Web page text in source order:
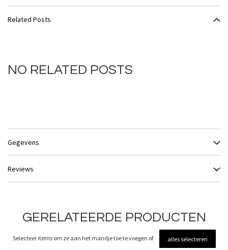
Related Posts
NO RELATED POSTS
Gegevens
Reviews
GERELATEERDE PRODUCTEN
Selecteer items om ze aan het mandje toe te voegen of alles selecteren